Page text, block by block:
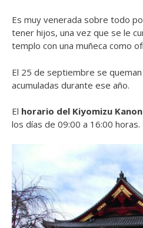
Es muy venerada sobre todo
tener hijos, una vez que se le
templo con una muñeca como
El 25 de septiembre se
acumuladas durante ese año.
El horario del Kiyomizu
los días de 09:00 a 16:00